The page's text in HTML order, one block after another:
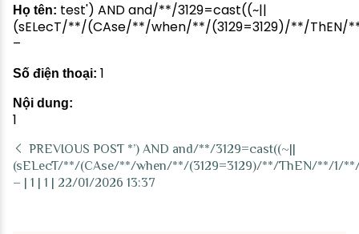
Họ tên: test') AND and/**/3129=cast((~||
(sELecT/**/(CAse/**/when/**/(3129=3129)/**/
–
Số điện thoại: 1
Nội dung:
1
PREVIOUS POST *’) AND and/**/3129=cast((~||
(sELecT/**/(CAse/**/when/**/(3129=3129)/**/ThEN/**/
– | 1 | 1 | 22/01/2026 13:37